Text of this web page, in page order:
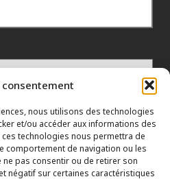
consentement
nous utilisons des technologies
et/ou accéder aux informations des
technologies nous permettra de
comportement de navigation ou les
ne pas consentir ou de retirer son
négatif sur certaines caractéristiques